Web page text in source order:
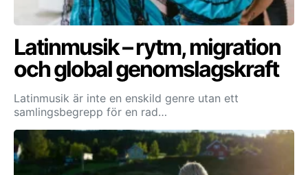
Latinmusik – rytm, migration
och global genomslagskraft
Latinmusik är inte en enskild genre utan ett
samlingsbegrepp för en rad…